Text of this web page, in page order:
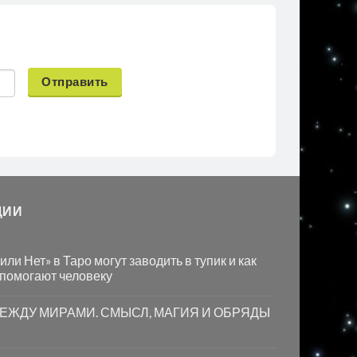
Отправить
Нет» в Таро могут заводить в тупик и как
человеку
МИРАМИ. СМЫСЛ, МАГИЯ И ОБРЯДЫ